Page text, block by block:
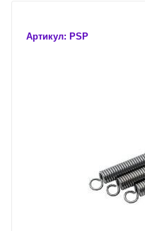
Артикул: PSP